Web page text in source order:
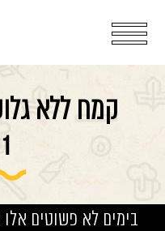
1 קילו
בימים לא פשוטים